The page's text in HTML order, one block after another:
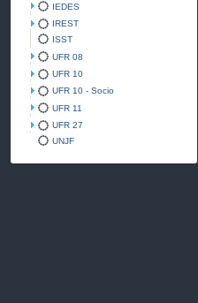
IEDES
IREST
ISST
UFR 08
UFR 10
UFR 10 - Socio
UFR 11
UFR 27
UNJF